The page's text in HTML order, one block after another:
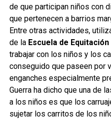
de que participan niños con
que pertenecen a barrios
Entre otras actividades,
de la Escuela de
trabajar con los niños y los
conseguido que paseen por
enganches especialmente
Guerra ha dicho que una de
a los niños es que los
sujetar los carritos de los